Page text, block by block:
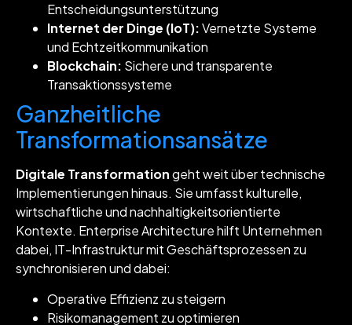
Entscheidungsunterstützung
Internet der Dinge (IoT):Vernetzte Systeme
und Echtzeitkommunikation
Blockchain: Sichere und transparente
Transaktionssysteme
Ganzheitliche
Transformationsansätze
Digitale Transformationgeht weit über technische
Implementierungen hinaus. Sie umfasst kulturelle,
wirtschaftliche und nachhaltigkeitsorientierte
Kontexte. Enterprise Architecture hilft Unternehmen
dabei, IT-Infrastruktur mit Geschäftsprozessen zu
synchronisieren und dabei:
Operative Effizienz zu steigern
Risikomanagement zu optimieren